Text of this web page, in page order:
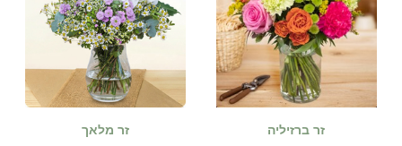
זר מלאך
זר ברזיליה